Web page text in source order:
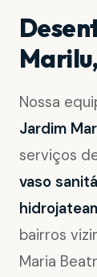
Nossa
Jardim
serviços
vaso
bairros
Maria